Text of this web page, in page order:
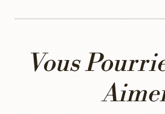
Vous